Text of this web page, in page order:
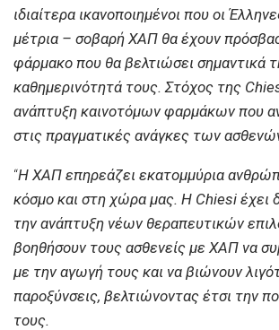
ιδιαίτερα ικανοποιημένοι που οι
μέτρια – σοβαρή ΧΑΠ θα έχουν
φάρμακο που θα βελτιώσει σημαντικά
καθημερινότητά τους. Στόχος της
ανάπτυξη καινοτόμων φαρμάκων που
στις πραγματικές ανάγκες των
“Η ΧΑΠ επηρεάζει εκατομμύρια
κόσμο και στη χώρα μας. Η Chiesi έχει
την ανάπτυξη νέων θεραπευτικών
βοηθήσουν τους ασθενείς με ΧΑΠ να
με την αγωγή τους και να βιώνουν
παροξύνσεις, βελτιώνοντας έτσι την
τους.